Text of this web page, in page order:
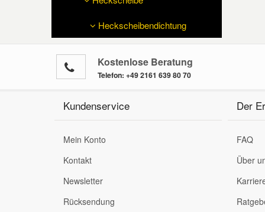
Heckscheibendichtung
Kostenlose Beratung
Telefon: +49 2161 639 80 70
Kundenservice
Mein Konto
Kontakt
Newsletter
Rücksendung
Der
FAQ
Über
Scheibenreinigung
Zündanlage und Glühanlage
Daewoo Ersatzteile
Daihatsu Ersatzteile
Honda Ersatzteile
Hyundai Ersatzteile